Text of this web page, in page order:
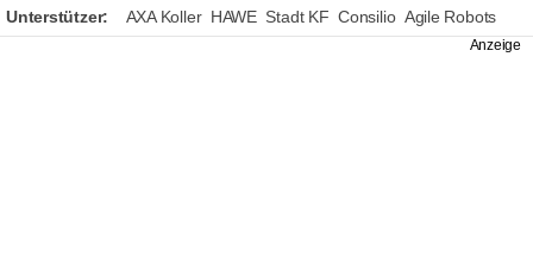
Unterstützer: AXA Koller HAWE Stadt KF Consilio Agile Robots